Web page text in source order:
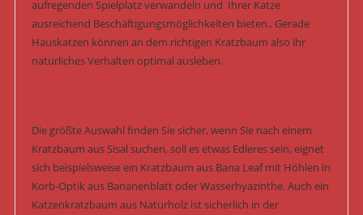
aufregenden Spielplatz verwandeln und Ihrer Katze
ausreichend Beschäftigungsmöglichkeiten bieten.. Gerade
Hauskatzen können an dem richtigen Kratzbaum also ihr
natürliches Verhalten optimal ausleben.
Die größte Auswahl finden Sie sicher, wenn Sie nach einem
Kratzbaum aus Sisal suchen, soll es etwas Edleres sein, eignet
sich beispielsweise ein Kratzbaum aus Bana Leaf mit Höhlen in
Korb-Optik aus Bananenblatt oder Wasserhyazinthe. Auch ein
Katzenkratzbaum aus Naturholz ist sicherlich in der